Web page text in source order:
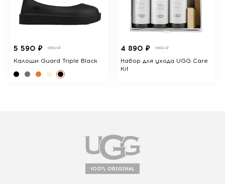
5 590 ₽ 6990 ₽
Калоши Guard Triple Black
4 890 ₽ 5690 ₽
Набор для ухода UGG Care
Kit
100% ORIGINAL